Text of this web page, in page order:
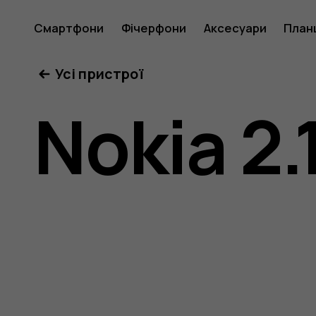
Nokia
Смартфони Фічерфони Аксесуари
Усі пристрої
Nokia